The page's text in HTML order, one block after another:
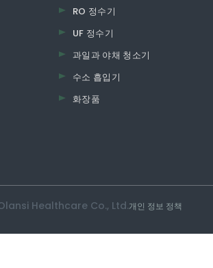
RO 정수기
UF 정수기
과일과 야채 청소기
수소 흡입기
화장품
Healthcare Co., Ltd.개인 정보 정책